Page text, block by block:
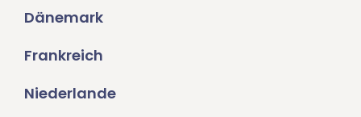
Dänemark
Frankreich
Niederlande